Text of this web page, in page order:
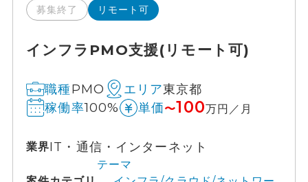
ご利用の流れ
お役立ちコンテンツ
法人の方はこちら
募集終了 リモート可
インフラPMO支援(リモート可)
職種PMO エリア東京都
稼働率100% 単価〜100万円／月
業界IT・通信・インターネット
テーマ